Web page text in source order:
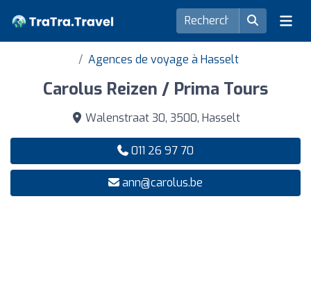
Agences de voyage à Hasselt
Carolus Reizen / Prima Tours
Walenstraat 30, 3500, Hasselt
011 26 97 70
ann@carolus.be